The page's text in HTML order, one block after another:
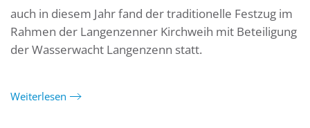
auch in diesem Jahr fand der traditionelle Festzug im
Rahmen der Langenzenner Kirchweih mit Beteiligung
der Wasserwacht Langenzenn statt.
Weiterlesen